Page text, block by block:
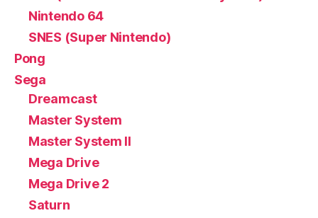
Nintendo 64
SNES (Super Nintendo)
Pong
Sega
Dreamcast
Master System
Master System II
Mega Drive
Mega Drive 2
Saturn